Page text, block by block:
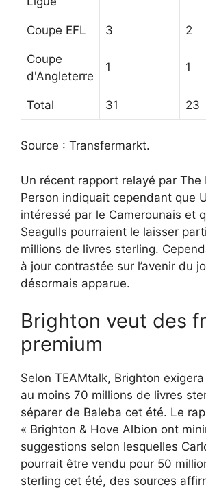
Coupe EFL 3 2
Coupe
d'Angleterre
1 1
Total 31 23
Source : Transfermarkt.
Un récent rapport relayé par The
Person indiquait cependant que
intéressé par le Camerounais et
Seagulls pourraient le laisser
millions de livres sterling.
à jour contrastée sur l’avenir du
désormais apparue.
Brighton veut des
premium
Selon TEAMtalk, Brighton
au moins 70 millions de livres
séparer de Baleba cet été. Le
« Brighton & Hove Albion ont
suggestions selon lesquelles
pourrait être vendu pour 50
sterling cet été, des sources